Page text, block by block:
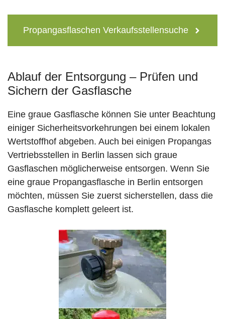
Propangasflaschen Verkaufsstellensuche
Ablauf der Entsorgung – Prüfen und
Sichern der Gasflasche
Eine graue Gasflasche können Sie unter Beachtung
einiger Sicherheitsvorkehrungen bei einem lokalen
Wertstoffhof abgeben. Auch bei einigen Propangas
Vertriebsstellen in Berlin lassen sich graue
Gasflaschen möglicherweise entsorgen. Wenn Sie
eine graue Propangasflasche in Berlin entsorgen
möchten, müssen Sie zuerst sicherstellen, dass die
Gasflasche komplett geleert ist.